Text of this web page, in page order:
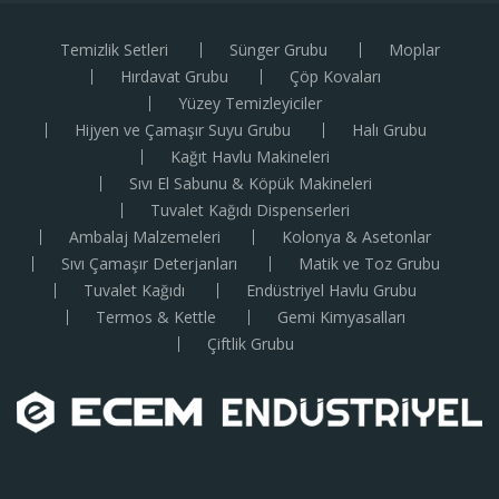
Temizlik Setleri Sünger Grubu
Moplar
Hırdavat Grubu
Çöp Kovaları
Yüzey Temizleyiciler
Hijyen ve Çamaşır Suyu Grubu
Halı Grubu
Kağıt Havlu Makineleri
Sıvı El Sabunu & Köpük Makineleri
Tuvalet Kağıdı Dispenserleri
Ambalaj Malzemeleri
Kolonya & Asetonlar
Sıvı Çamaşır Deterjanları
Matik ve Toz Grubu
Tuvalet Kağıdı
Endüstriyel Havlu Grubu
Termos & Kettle
Gemi Kimyasalları
Çiftlik Grubu